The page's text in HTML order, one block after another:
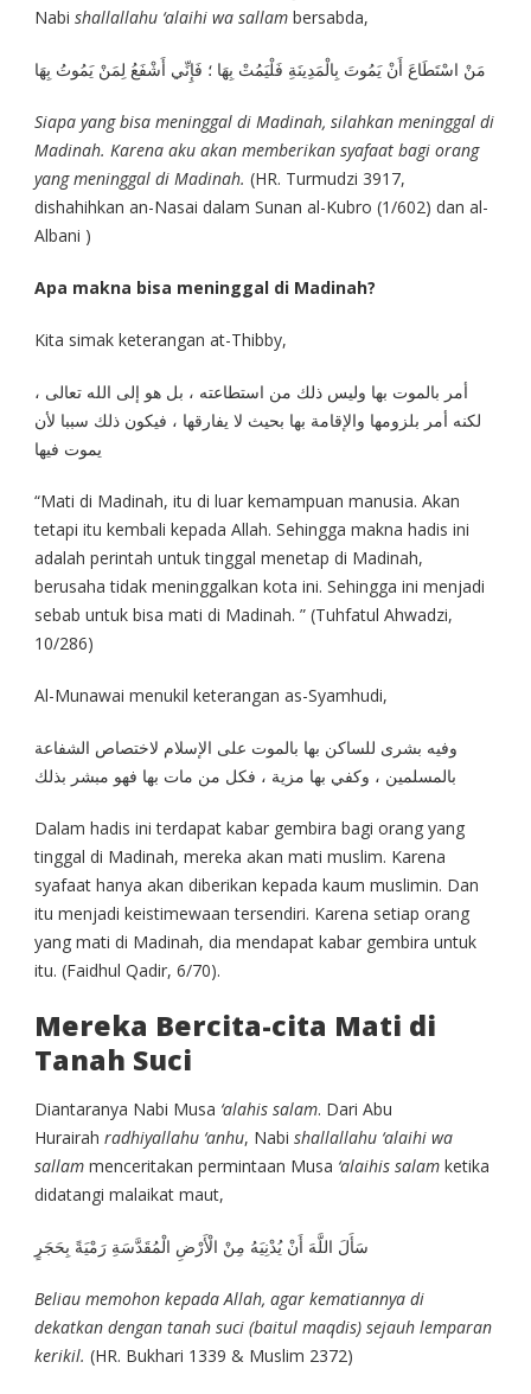
Nabi shallallahu ‘alaihi wa sallam bersabda,
مَنْ اسْتَطَاعَ أَنْ يَمُوتَ بِالْمَدِينَةِ فَلْيَمُتْ بِهَا ؛ فَإِنِّي أَشْفَعُ لِمَنْ يَمُوتُ بِهَا
Siapa yang bisa meninggal di Madinah, silahkan meninggal di
Madinah. Karena aku akan memberikan syafaat bagi orang
yang meninggal di Madinah. (HR. Turmudzi 3917,
dishahihkan an-Nasai dalam Sunan al-Kubro (1/602) dan al-
Albani )
Apa makna bisa meninggal di Madinah?
Kita simak keterangan at-Thibby,
أمر بالموت بها وليس ذلك من استطاعته ، بل هو إلى الله تعالى ،
لكنه أمر بلزومها والإقامة بها بحيث لا يفارقها ، فيكون ذلك سببا لأن
يموت فيها
“Mati di Madinah, itu di luar kemampuan manusia. Akan
tetapi itu kembali kepada Allah. Sehingga makna hadis ini
adalah perintah untuk tinggal menetap di Madinah,
berusaha tidak meninggalkan kota ini. Sehingga ini menjadi
sebab untuk bisa mati di Madinah. ” (Tuhfatul Ahwadzi,
10/286)
Al-Munawai menukil keterangan as-Syamhudi,
وفيه بشرى للساكن بها بالموت على الإسلام لاختصاص الشفاعة
بالمسلمين ، وكفي بها مزية ، فكل من مات بها فهو مبشر بذلك
Dalam hadis ini terdapat kabar gembira bagi orang yang
tinggal di Madinah, mereka akan mati muslim. Karena
syafaat hanya akan diberikan kepada kaum muslimin. Dan
itu menjadi keistimewaan tersendiri. Karena setiap orang
yang mati di Madinah, dia mendapat kabar gembira untuk
itu. (Faidhul Qadir, 6/70).
Mereka Bercita-cita Mati di
Tanah Suci
Diantaranya Nabi Musa ‘alahis salam. Dari Abu
Hurairah radhiyallahu ‘anhu, Nabi shallallahu ‘alaihi wa
sallam menceritakan permintaan Musa ‘alaihis salam ketika
didatangi malaikat maut,
سَأَلَ اللَّهَ أَنْ يُدْنِيَهُ مِنْ الْأَرْضِ الْمُقَدَّسَةِ رَمْيَةً بِحَجَرٍ
Beliau memohon kepada Allah, agar kematiannya di
dekatkan dengan tanah suci (baitul maqdis) sejauh lemparan
kerikil. (HR. Bukhari 1339 & Muslim 2372)